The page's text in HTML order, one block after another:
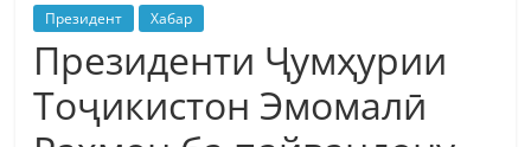
Президент Хабар
Президенти Ҷумҳурии
Тоҷикистон Эмомалӣ